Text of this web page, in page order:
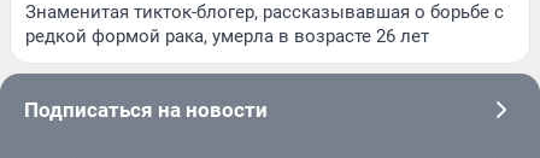
Знаменитая тикток-блогер, рассказывавшая о борьбе с
редкой формой рака, умерла в возрасте 26 лет
Подписаться на новости